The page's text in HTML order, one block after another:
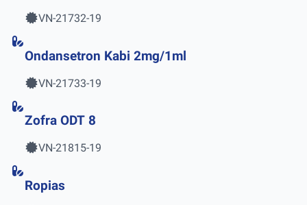
VN-21732-19
Ondansetron Kabi 2mg/1ml
VN-21733-19
Zofra ODT 8
VN-21815-19
Ropias